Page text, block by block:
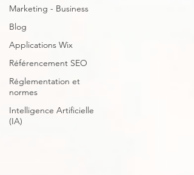
Marketing - Business
Blog
Applications Wix
Référencement SEO
Réglementation et
normes
Intelligence Artificielle
(IA)